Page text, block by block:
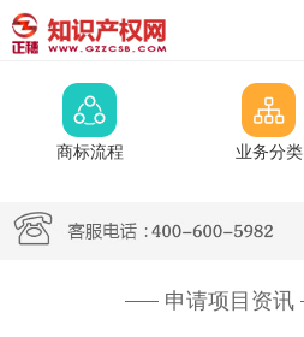
商标流程 业务分类
申请项目资讯